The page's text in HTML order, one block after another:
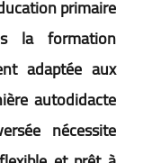
primaire
la formation
adaptée aux
autodidacte
nécessite